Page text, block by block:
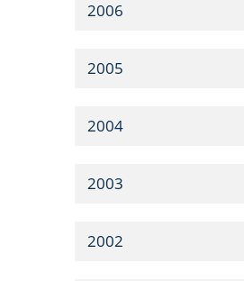
2006
2005
2004
2003
2002